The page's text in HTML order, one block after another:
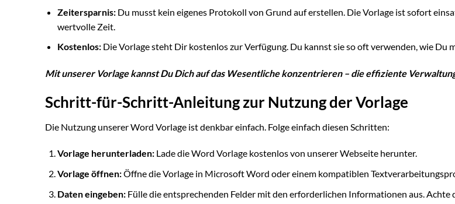
Zeitersparnis:Du musst kein eigenes Protokoll von Grund auf erstellen. Die Vorlage ist sofort
wertvolle Zeit.
Kostenlos:Die Vorlage steht Dir kostenlos zur Verfügung. Du kannst sie so oft verwenden, wie Du
Mit unserer Vorlage kannst Du Dich auf das Wesentliche konzentrieren – die effiziente
Schritt-für-Schritt-Anleitung zur Nutzung der Vorlage
Die Nutzung unserer Word Vorlage ist denkbar einfach. Folge einfach diesen Schritten:
Vorlage herunterladen:Lade die Word Vorlage kostenlos von unserer Webseite herunter.
Vorlage öffnen:Öffne die Vorlage in Microsoft Word oder einem kompatiblen
Daten eingeben:Fülle die entsprechenden Felder mit den erforderlichen Informationen aus. Achte